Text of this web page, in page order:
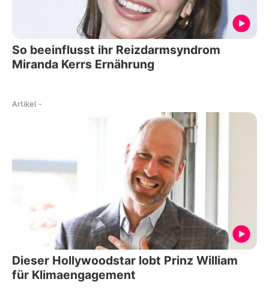
So beeinflusst ihr Reizdarmsyndrom
Miranda Kerrs Ernährung
Artikel -
Dieser Hollywoodstar lobt Prinz William
für Klimaengagement